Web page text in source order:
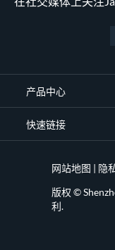
产品中心
快速链接
网站地图 | 隐
版权 ©
利.